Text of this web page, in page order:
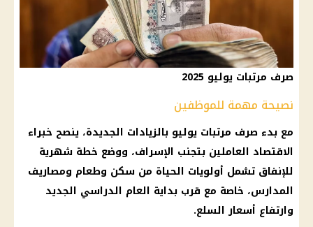
صرف مرتبات يوليو 2025
نصيحة مهمة للموظفين
مع بدء صرف مرتبات يوليو بالزيادات الجديدة، ينصح خبراء
الاقتصاد العاملين بتجنب الإسراف، ووضع خطة شهرية
للإنفاق تشمل أولويات الحياة من سكن وطعام ومصاريف
المدارس، خاصة مع قرب بداية العام الدراسي الجديد
وارتفاع أسعار السلع.